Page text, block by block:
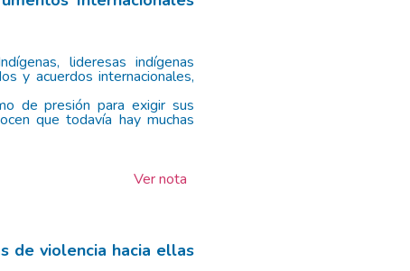
lideresas indígenas
y acuerdos internacionales,
de presión para exigir sus
que todavía hay muchas
Ver nota
de violencia hacia ellas